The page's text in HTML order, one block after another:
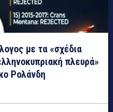
με τα «σχέδια
πλευρά»
Ρολάνδη